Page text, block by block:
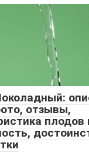
отзывы,
плодов